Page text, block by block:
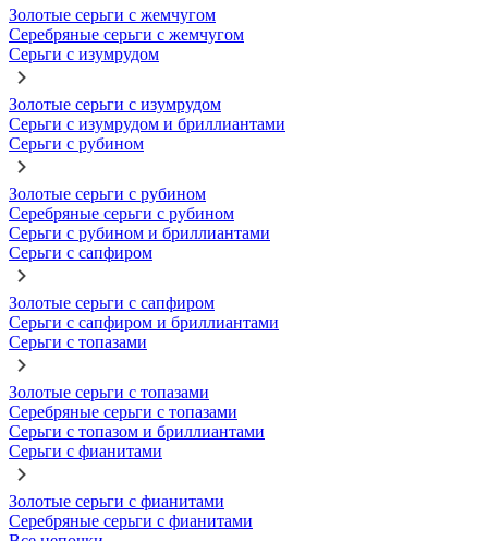
Золотые серьги с жемчугом
Серебряные серьги с жемчугом
Серьги с изумрудом
Золотые серьги с изумрудом
Серьги с изумрудом и бриллиантами
Серьги с рубином
Золотые серьги с рубином
Серебряные серьги с рубином
Серьги с рубином и бриллиантами
Серьги с сапфиром
Золотые серьги с сапфиром
Серьги с сапфиром и бриллиантами
Серьги с топазами
Золотые серьги с топазами
Серебряные серьги с топазами
Серьги с топазом и бриллиантами
Серьги с фианитами
Золотые серьги с фианитами
Серебряные серьги с фианитами